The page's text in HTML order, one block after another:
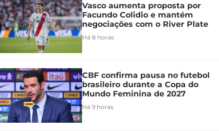
Vasco aumenta proposta por
Facundo Colidio e mantém
negociações com o River Plate
Há 8 horas
CBF confirma pausa no futebol
brasileiro durante a Copa do
Mundo Feminina de 2027
Há 9 horas